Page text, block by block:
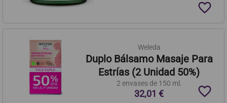
favorite_border
Weleda
Duplo Bálsamo Masaje Para
Estrías (2 Unidad 50%)
2 envases de 150 ml.
32,01 € favorite_border